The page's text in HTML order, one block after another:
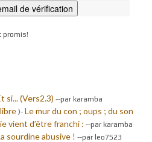
promis!
si... (Vers2.3) --par karamba
)- Le mur du con ; oups ; du son
vient d’être franchi : --par karamba
sourdine abusive ! --par leo7523